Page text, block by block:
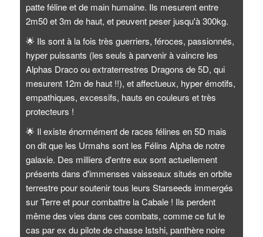
patte féline et de main humaine. Ils mesurent entre
2m50 et 3m de haut, et peuvent peser jusqu'à 300kg.
🌟 Ils sont à la fois très guerriers, féroces, passionnés,
hyper puissants (les seuls à parvenir à vaincre les
Alphas Draco ou extraterrestres Dragons de 5D, qui
mesurent 12m de haut !!), et affectueux, hyper émotifs,
empathiques, excessifs, hauts en couleurs et très
protecteurs !
🌟 Il existe énormément de races félines en 5D mais
on dit que les Urmahs sont les Félins Alpha de notre
galaxie. Des milliers d'entre eux sont actuellement
présents dans d'immenses vaisseaux situés en orbite
terrestre pour soutenir tous leurs Starseeds immergés
sur Terre et pour combattre la Cabale ! Ils perdent
même des vies dans ces combats, comme ce fut le
cas par ex du pilote de chasse Istshi, panthère noire